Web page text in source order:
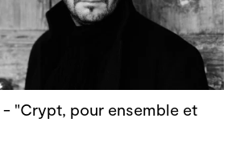
- "Crypt, pour ensemble et